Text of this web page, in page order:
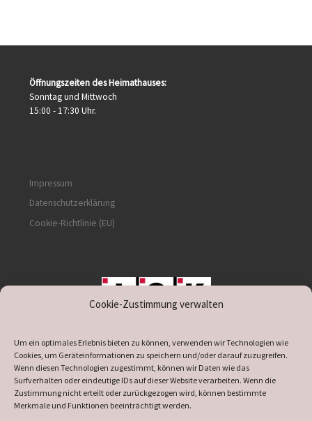
Cookie-Zustimmung verwalten
Um ein optimales Erlebnis bieten zu können, verwenden wir Technologien wie
Cookies, um Geräteinformationen zu speichern und/oder darauf zuzugreifen.
Wenn diesen Technologien zugestimmt, können wir Daten wie das
Surfverhalten oder eindeutige IDs auf dieser Website verarbeiten. Wenn die
Zustimmung nicht erteilt oder zurückgezogen wird, können bestimmte
Merkmale und Funktionen beeinträchtigt werden.
Öffnungszeiten des Heimathauses:
Sonntag und Mittwoch
15:00 - 17:30 Uhr.
Impressum
Datenschutzerklärung
Cookie-Richtlinie (EU)
supported by DÖ